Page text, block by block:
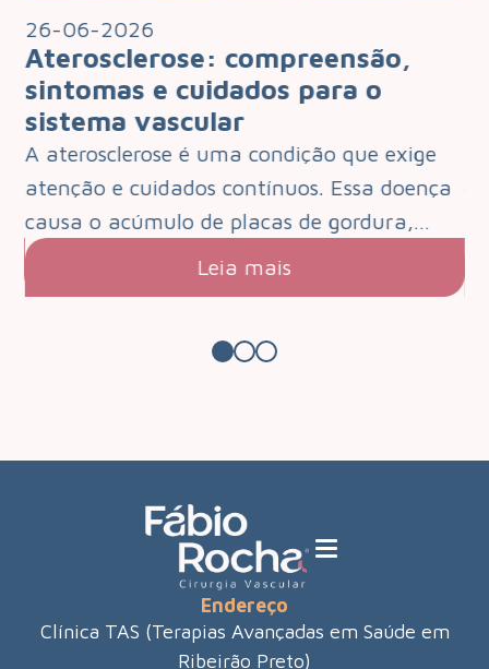
26-06-2026
Aterosclerose: compreensão,
sintomas e cuidados para o
sistema vascular
A aterosclerose é uma condição que exige
atenção e cuidados contínuos. Essa doença
causa o acúmulo de placas de gordura,…
Leia mais
Endereço
Clínica TAS (Terapias Avançadas em Saúde em
Ribeirão Preto)